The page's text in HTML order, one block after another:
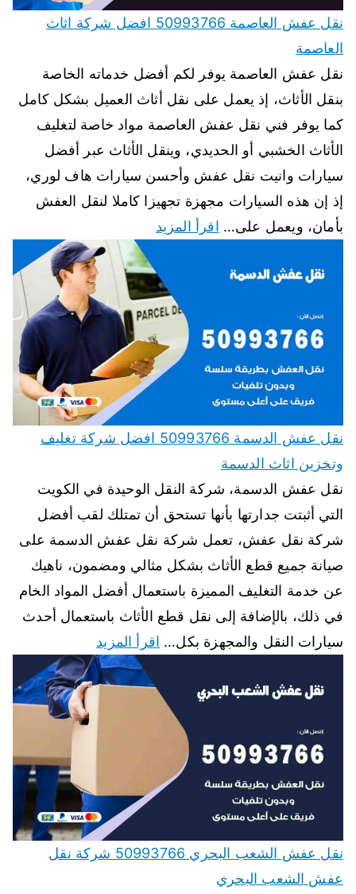
نقل عفش العاصمة 50993766 افضل شركة اثاث
العاصمة
نقل عفش العاصمة يوفر لكم أفضل خدماته الخاصة
بنقل الأثاث، إذ يعمل على نقل أثاث العميل بشكل كامل
كما يوفر فني نقل عفش العاصمة مواد خاصة لتغليف
الأثاث الخشبي أو الحديدي، وينقل الأثاث عبر أفضل
سيارات وانيت نقل عفش وأحسن سيارات هاف لوري،
إذ إن هذه السيارات مجهزة تجهيزا كاملا لنقل العفش
بأمان، ويعمل على… اقرأ المزيد
نقل عفش الدسمة 50993766 افضل شركة تغليف
وتخزين اثاث الدسمة
نقل عفش الدسمة، شركة النقل الوحيدة في الكويت
التي أثبتت جدارتها بأنها تستحق أن تمتلك لقب أفضل
شركة نقل عفش، تعمل شركة نقل عفش الدسمة على
صيانة جميع قطع الأثاث بشكل مثالي ومضمون، ناهيك
عن خدمة التغليف المميزة باستعمال أفضل المواد الخام
في ذلك، بالإضافة إلى نقل قطع الأثاث باستعمال أحدث
سيارات النقل والمجهزة بكل… اقرأ المزيد
نقل عفش الشعب البحري 50993766 شركة نقل
عفش الشعب البحري